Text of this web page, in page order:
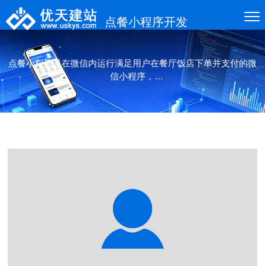
点餐小程序开发
点餐小程序是在微信内运行满足用户在餐厅饭店下单并支付的微
信小程序，
优天建站有着专业小程序开发设计团队，根据客户需求进行点餐
下单小程序设计制作开发。